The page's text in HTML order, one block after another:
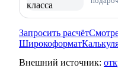
Запросить расчёт
Широкоформат
Внешний источник: